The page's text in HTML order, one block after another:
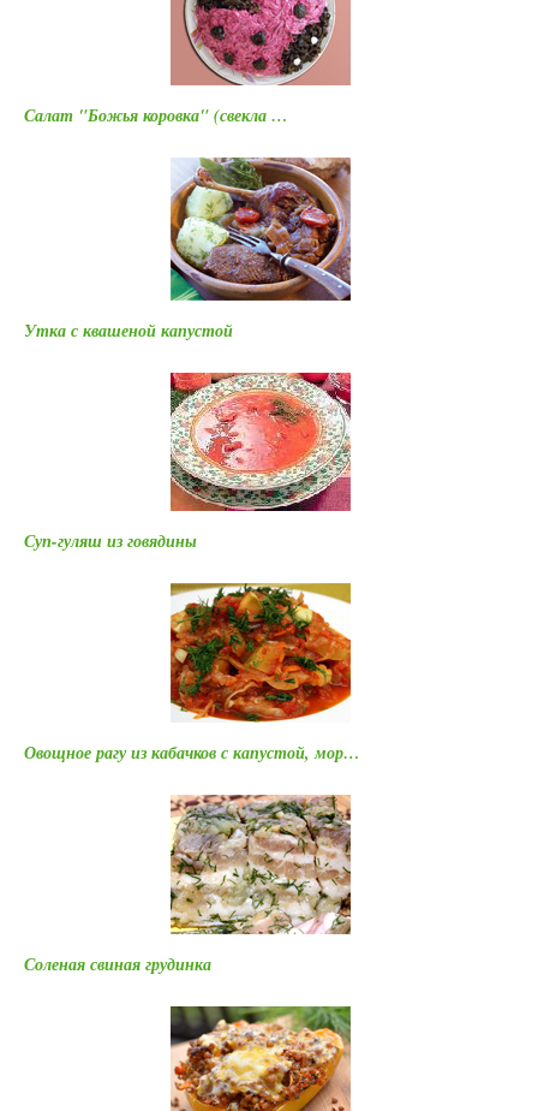
Салат "Божья коровка" (свекла …
Утка с квашеной капустой
Суп-гуляш из говядины
Овощное рагу из кабачков с капустой, мор…
Соленая свиная грудинка